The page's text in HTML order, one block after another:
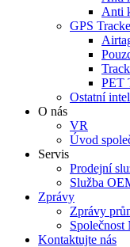
Anti
GPS
PET
Ostatní
O nás
VR
Úvod
Servis
Prodejní
Služba
Zprávy
Zprávy
Společnost
Kontaktujte nás